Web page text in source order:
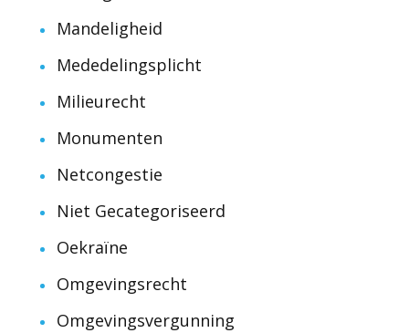
Mandeligheid
Mededelingsplicht
Milieurecht
Monumenten
Netcongestie
Niet Gecategoriseerd
Oekraïne
Omgevingsrecht
Omgevingsvergunning